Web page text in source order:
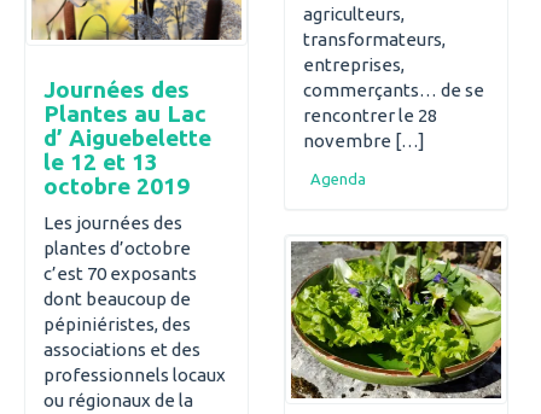
agriculteurs,
transformateurs,
entreprises,
commerçants… de se
rencontrer le 28
novembre […]
Agenda
Journées des
Plantes au Lac
d’ Aiguebelette
le 12 et 13
octobre 2019
Les journées des
plantes d’octobre
c’est 70 exposants
dont beaucoup de
pépiniéristes, des
associations et des
professionnels locaux
ou régionaux de la